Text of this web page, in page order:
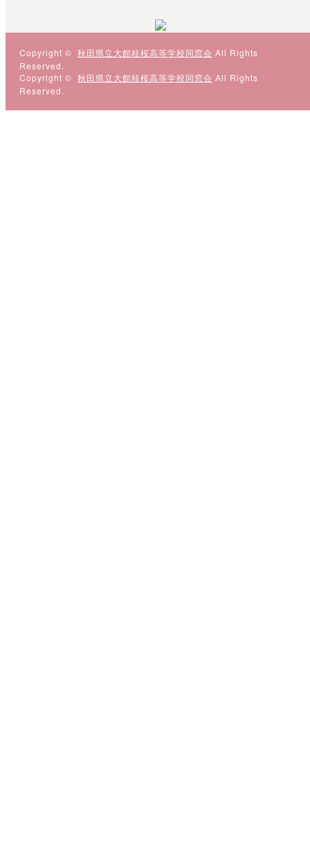
Copyright © 秋田県立大館桂桜高等学校同窓会 All Rights
Reserved.
Copyright © 秋田県立大館桂桜高等学校同窓会 All Rights
Reserved.